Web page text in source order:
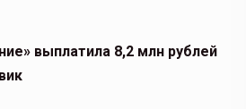
выплатила 8,2 млн рублей